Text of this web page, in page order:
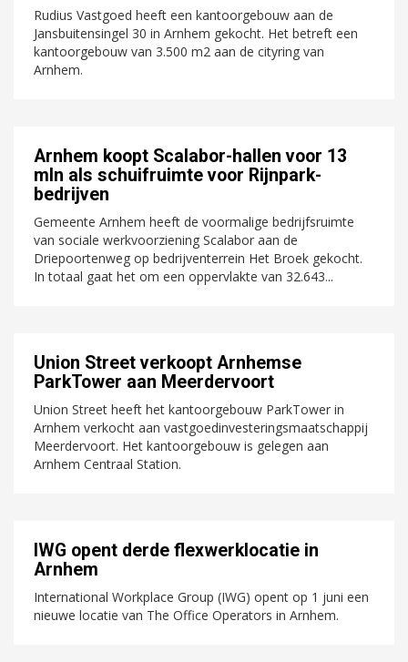
Rudius Vastgoed heeft een kantoorgebouw aan de
Jansbuitensingel 30 in Arnhem gekocht. Het betreft een
kantoorgebouw van 3.500 m2 aan de cityring van
Arnhem.
Arnhem koopt Scalabor-hallen voor 13
mln als schuifruimte voor Rijnpark-
bedrijven
Gemeente Arnhem heeft de voormalige bedrijfsruimte
van sociale werkvoorziening Scalabor aan de
Driepoortenweg op bedrijventerrein Het Broek gekocht.
In totaal gaat het om een oppervlakte van 32.643...
Union Street verkoopt Arnhemse
ParkTower aan Meerdervoort
Union Street heeft het kantoorgebouw ParkTower in
Arnhem verkocht aan vastgoedinvesteringsmaatschappij
Meerdervoort. Het kantoorgebouw is gelegen aan
Arnhem Centraal Station.
IWG opent derde flexwerklocatie in
Arnhem
International Workplace Group (IWG) opent op 1 juni een
nieuwe locatie van The Office Operators in Arnhem.